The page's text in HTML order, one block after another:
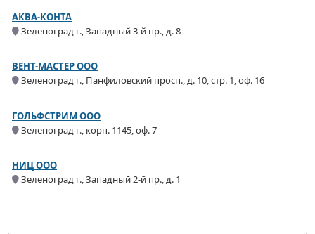
АКВА-КОНТА
Зеленоград г., Западный 3-й пр., д. 8
ВЕНТ-МАСТЕР ООО
Зеленоград г., Панфиловский просп., д. 10, стр. 1, оф. 16
ГОЛЬФСТРИМ ООО
Зеленоград г., корп. 1145, оф. 7
НИЦ ООО
Зеленоград г., Западный 2-й пр., д. 1